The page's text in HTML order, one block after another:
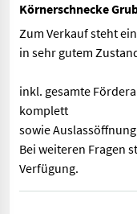
Körnerschnecke
Zum Verkauf steht
in sehr gutem
inkl. gesamte
komplett
sowie
Bei weiteren Fragen
Verfügung.
Zum Verkauf steht